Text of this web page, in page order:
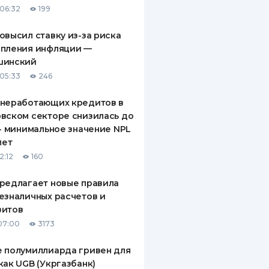
ПОЛИСЫ
КОМПАНИИ
О СТРАХОВЫХ
И ОПЛАТА
199
ставку из-за риска
инфляции —
246
кредитов в
секторе снизилась до
- минимальное значение NPL
160
новые правила
расчетов и
3173
полумиллиарда гривен для
UGB (Укргазбанк)